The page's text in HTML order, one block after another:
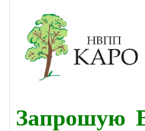
Запрошую